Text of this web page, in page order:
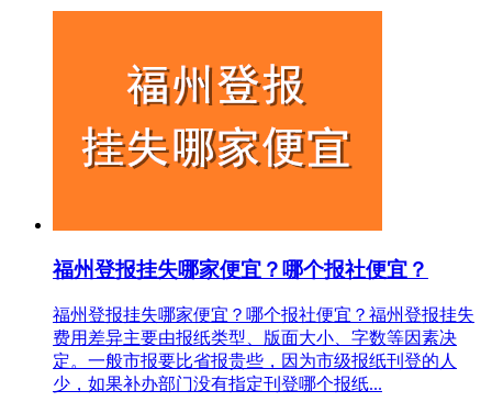
福州登报挂失哪家便宜？哪个报社便宜？
福州登报挂失哪家便宜？哪个报社便宜？福州登报挂失
费用差异主要由报纸类型、版面大小、字数等因素决
定。一般市报要比省报贵些，因为市级报纸刊登的人
少，如果补办部门没有指定刊登哪个报纸...